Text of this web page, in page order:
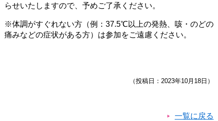
らせいたしますので、予めご了承ください。
※体調がすぐれない方（例：37.5℃以上の発熱、咳・のどの
痛みなどの症状がある方）は参加をご遠慮ください。
（投稿日：2023年10月18日）
一覧に戻る